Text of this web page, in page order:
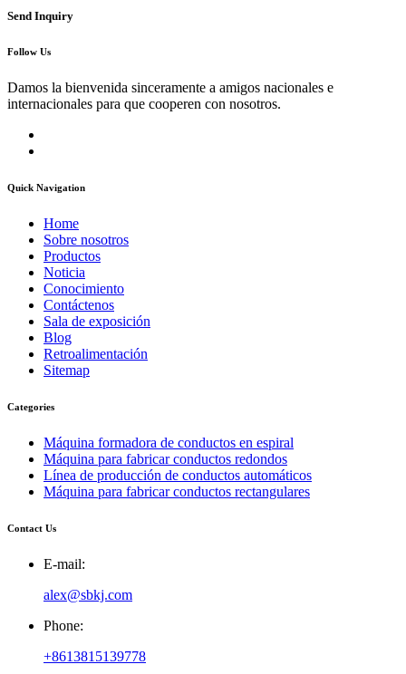
Send Inquiry
Follow Us
Damos la bienvenida sinceramente a amigos nacionales e
internacionales para que cooperen con nosotros.
Quick Navigation
Home
Sobre nosotros
Productos
Noticia
Conocimiento
Contáctenos
Sala de exposición
Blog
Retroalimentación
Sitemap
Categories
Máquina formadora de conductos en espiral
Máquina para fabricar conductos redondos
Línea de producción de conductos automáticos
Máquina para fabricar conductos rectangulares
Contact Us
E-mail:
alex@sbkj.com
Phone:
+8613815139778